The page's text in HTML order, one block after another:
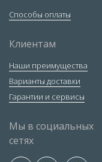
Способы оплаты
Клиентам
Наши преимущества
Варианты доставки
Гарантии и сервисы
Мы в социальных
сетях